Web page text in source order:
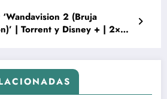
2 (Bruja
| Torrent y Disney + | 2×01